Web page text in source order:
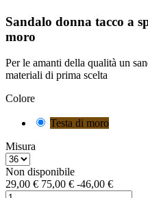
Sandalo donna tacco a
moro
Per le amanti della qualità un
materiali di prima scelta
Colore
Testa di moro
Misura
Non disponibile
29,00 € 75,00 € -46,00 €